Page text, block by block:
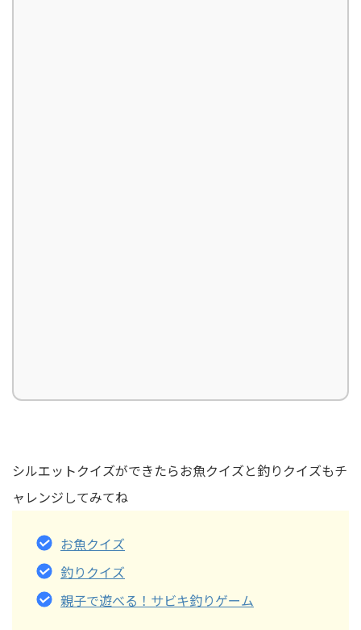
シルエットクイズができたらお魚クイズと釣りクイズもチ
ャレンジしてみてね
お魚クイズ
釣りクイズ
親子で遊べる！サビキ釣りゲーム